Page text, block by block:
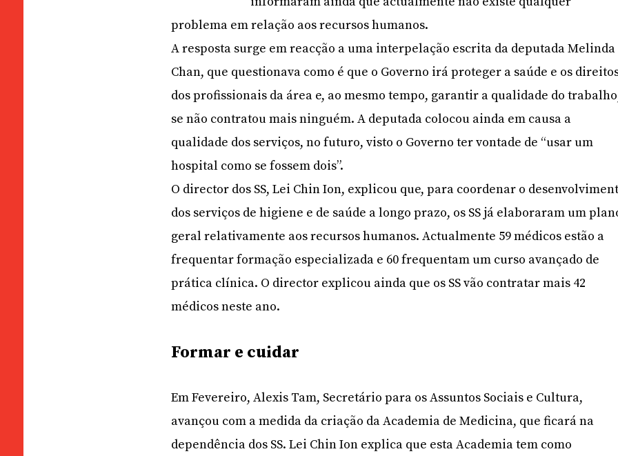
problema em relação aos recursos humanos.
A resposta surge em reacção a uma interpelação escrita da deputada Melinda
Chan, que questionava como é que o Governo irá proteger a saúde e os
dos profissionais da área e, ao mesmo tempo, garantir a qualidade do
se não contratou mais ninguém. A deputada colocou ainda em causa a
qualidade dos serviços, no futuro, visto o Governo ter vontade de “usar um
hospital como se fossem dois”.
O director dos SS, Lei Chin Ion, explicou que, para coordenar o
dos serviços de higiene e de saúde a longo prazo, os SS já elaboraram um
geral relativamente aos recursos humanos. Actualmente 59 médicos estão a
frequentar formação especializada e 60 frequentam um curso avançado de
prática clínica. O director explicou ainda que os SS vão contratar mais 42
médicos neste ano.
Formar e cuidar
Em Fevereiro, Alexis Tam, Secretário para os Assuntos Sociais e Cultura,
avançou com a medida da criação da Academia de Medicina, que ficará na
dependência dos SS. Lei Chin Ion explica que esta Academia tem como